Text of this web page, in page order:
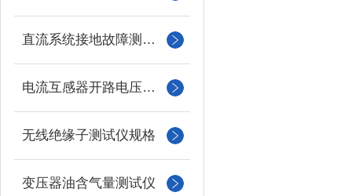
直流系统接地故障测试仪
电流互感器开路电压测试仪
无线绝缘子测试仪规格
变压器油含气量测试仪